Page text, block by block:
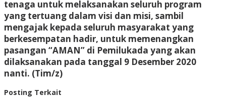
tenaga untuk melaksanakan seluruh program
yang tertuang dalam visi dan misi, sambil
mengajak kepada seluruh masyarakat yang
berkesempatan hadir, untuk memenangkan
pasangan “AMAN” di Pemilukada yang akan
dilaksanakan pada tanggal 9 Desember 2020
nanti. (Tim/z)
Posting Terkait